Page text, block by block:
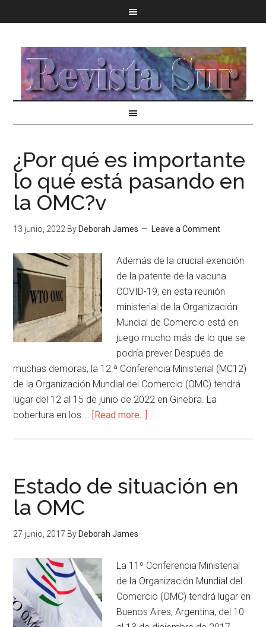
¿Por qué es importante
lo qué está pasando en
la OMC?v
13 junio, 2022 By Deborah James Leave a Comment
Además de la crucial exención
de la patente de la vacuna
COVID-19, en esta reunión
ministerial de la Organización
Mundial de Comercio está en
juego mucho más de lo que se
podría prever Después de
muchas demoras, la 12.ª Conferencia Ministerial (MC12)
de la Organización Mundial del Comercio (OMC) tendrá
lugar del 12 al 15 de junio de 2022 en Ginebra. La
cobertura en los … [Read more...]
Estado de situación en
la OMC
27 junio, 2017 By Deborah James
La 11º Conferencia Ministerial
de la Organización Mundial del
Comercio (OMC) tendrá lugar en
Buenos Aires, Argentina, del 10